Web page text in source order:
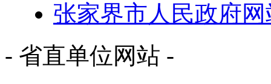
张家界市人民政府网
- 省直单位网站 -